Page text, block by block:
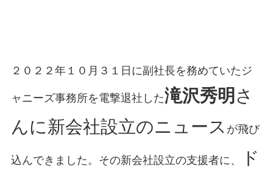
２０２２年１０月３１日に副社長を務めていたジ
ャニーズ事務所を電撃退社した滝沢秀明 さ
んに新会社設立のニュース が飛び
込んできました。その新会社設立の支援者に、
ド